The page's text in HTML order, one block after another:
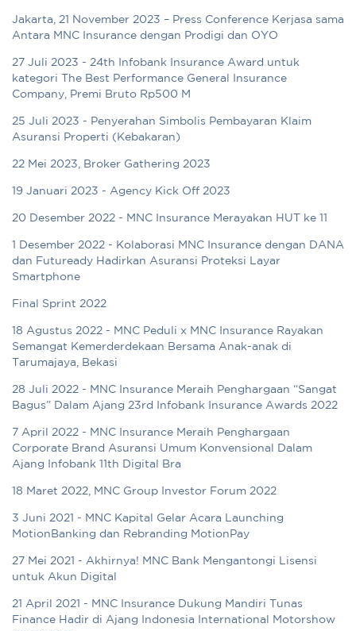
Jakarta, 21 November 2023 – Press Conference Kerjasa sama
Antara MNC Insurance dengan Prodigi dan OYO
27 Juli 2023 - 24th Infobank Insurance Award untuk
kategori The Best Performance General Insurance
Company, Premi Bruto Rp500 M
25 Juli 2023 - Penyerahan Simbolis Pembayaran Klaim
Asuransi Properti (Kebakaran)
22 Mei 2023, Broker Gathering 2023
19 Januari 2023 - Agency Kick Off 2023
20 Desember 2022 - MNC Insurance Merayakan HUT ke 11
1 Desember 2022 - Kolaborasi MNC Insurance dengan DANA
dan Futuready Hadirkan Asuransi Proteksi Layar
Smartphone
Final Sprint 2022
18 Agustus 2022 - MNC Peduli x MNC Insurance Rayakan
Semangat Kemerderdekaan Bersama Anak-anak di
Tarumajaya, Bekasi
28 Juli 2022 - MNC Insurance Meraih Penghargaan “Sangat
Bagus” Dalam Ajang 23rd Infobank Insurance Awards 2022
7 April 2022 - MNC Insurance Meraih Penghargaan
Corporate Brand Asuransi Umum Konvensional Dalam
Ajang Infobank 11th Digital Bra
18 Maret 2022, MNC Group Investor Forum 2022
3 Juni 2021 - MNC Kapital Gelar Acara Launching
MotionBanking dan Rebranding MotionPay
27 Mei 2021 - Akhirnya! MNC Bank Mengantongi Lisensi
untuk Akun Digital
21 April 2021 - MNC Insurance Dukung Mandiri Tunas
Finance Hadir di Ajang Indonesia International Motorshow